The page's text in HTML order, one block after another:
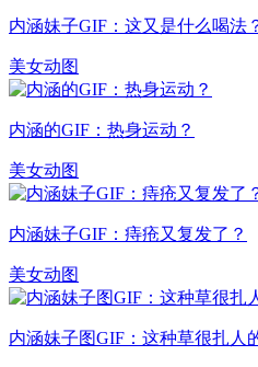
内涵妹子GIF：这又是什么喝法
美女动图
内涵的GIF：热身运动？
美女动图
内涵妹子GIF：痔疮又复发了？
美女动图
内涵妹子图GIF：这种草很扎人